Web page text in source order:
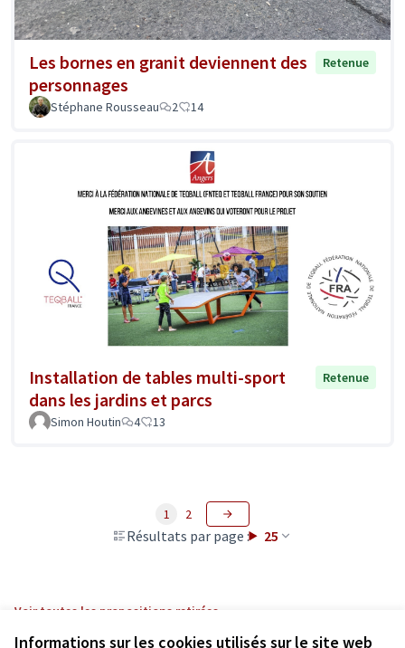
Informations sur les cookies utilisés sur le site web
Les bornes en granit deviennent des
personnages
Retenue
Stéphane Rousseau 2 14
Installation de tables multi-sport
dans les jardins et parcs
Retenue
Simon Houtin 4 13
Résultats par page : 25
1 2
Voir toutes les propositions retirées